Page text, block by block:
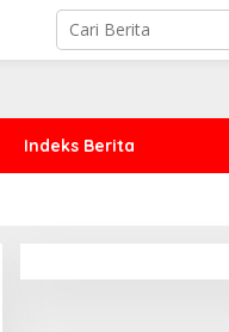
Indeks Berita